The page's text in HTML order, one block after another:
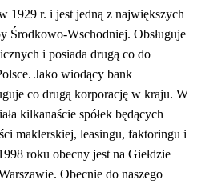
1929 r. i jest jedną z największych
Środkowo-Wschodniej. Obsługuje
i posiada drugą co do
Jako wiodący bank
co drugą korporację w kraju. W
kilkanaście spółek będących
maklerskiej, leasingu, faktoringu i
roku obecny jest na Giełdzie
Obecnie do naszego